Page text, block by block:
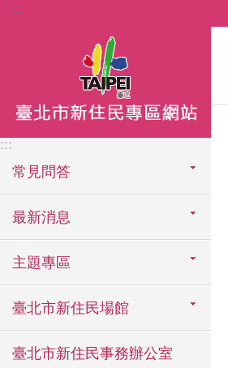
跳到主要內容區塊
:::
:::
常見問答
最新消息
主題專區
臺北市新住民場館
臺北市新住民事務辦公室